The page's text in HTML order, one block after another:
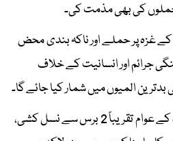
کی بھی مذمت کی۔
کے غزہ پر حملے اور ناکہ بندی محض
جرائم اور انسانیت کے خلاف
المیوں میں شمار کیا جائے گا۔
فلسطینی صدر نے کہا کہ غزہ کے عوام تقریباً 2 برس سے نسل کشی،